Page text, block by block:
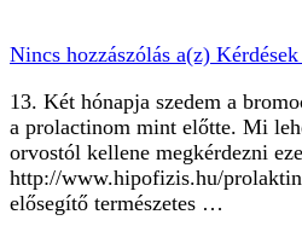
Nincs hozzászólás a(z)
13. Két hónapja szedem a
a prolactinom mint előtte. Mi
orvostól kellene megkérdezni
http://www.hipofizis.hu/
elősegítő természetes …